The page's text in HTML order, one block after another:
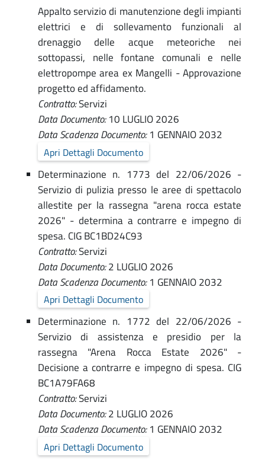
Appalto servizio di manutenzione degli impianti
elettrici e di sollevamento funzionali al
drenaggio delle acque meteoriche nei
sottopassi, nelle fontane comunali e nelle
elettropompe area ex Mangelli - Approvazione
progetto ed affidamento.
Contratto:Servizi
Data Documento:10 LUGLIO 2026
Data Scadenza Documento:1 GENNAIO 2032
Apri Dettagli Documento
Determinazione n. 1773 del 22/06/2026 -
Servizio di pulizia presso le aree di spettacolo
allestite per la rassegna "arena rocca estate
2026" - determina a contrarre e impegno di
spesa. CIG BC1BD24C93
Contratto:Servizi
Data Documento:2 LUGLIO 2026
Data Scadenza Documento:1 GENNAIO 2032
Apri Dettagli Documento
Determinazione n. 1772 del 22/06/2026 -
Servizio di assistenza e presidio per la
rassegna "Arena Rocca Estate 2026" -
Decisione a contrarre e impegno di spesa. CIG
BC1A79FA68
Contratto:Servizi
Data Documento:2 LUGLIO 2026
Data Scadenza Documento:1 GENNAIO 2032
Apri Dettagli Documento